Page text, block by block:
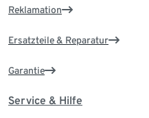
Reklamation
Ersatzteile & Reparatur
Garantie
Service & Hilfe